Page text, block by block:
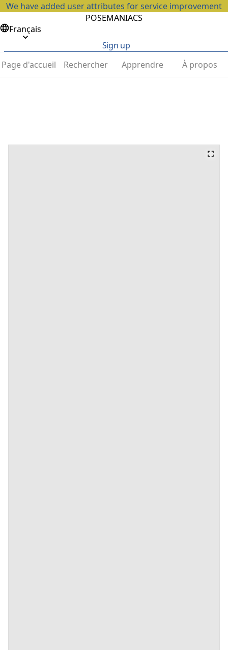
We have added user attributes for service improvement
POSEMANIACS
Français
Sign up
Page d'accueil
Rechercher Apprendre À propos